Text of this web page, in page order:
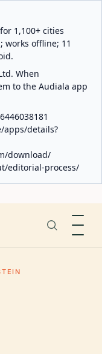
1,100+ cities
works offline; 11
When
to the Audiala app
apps/details?
download/
editorial-process/